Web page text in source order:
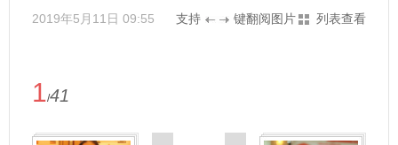
2019年5月11日 09:55 支持 键翻阅图片 列表查看
1/41